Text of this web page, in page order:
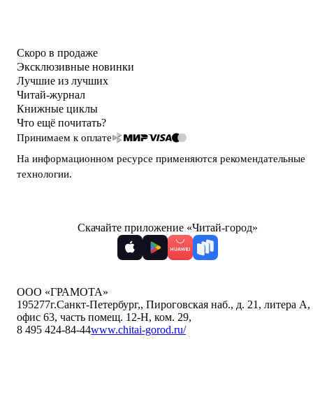
Скоро в продаже
Эксклюзивные новинки
Лучшие из лучших
Читай-журнал
Книжные циклы
Что ещё почитать?
Принимаем к оплате
На информационном ресурсе применяются рекомендательные
технологии.
Скачайте приложение «Читай-город»
ООО «ГРАМОТА»
195277г.Санкт-Петербург,, Пироговская наб., д. 21, литера А,
офис 63, часть помещ. 12-Н, ком. 29,
8 495 424-84-44www.chitai-gorod.ru/